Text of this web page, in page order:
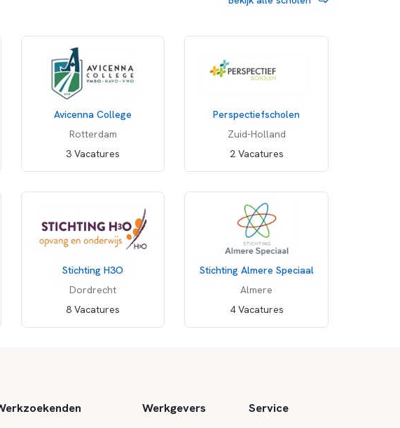
Avicenna College
Rotterdam
3 Vacatures
Perspectiefscholen
Zuid-Holland
2 Vacatures
Stichting H3O
Dordrecht
8 Vacatures
Stichting Almere Speciaal
Almere
4 Vacatures
van deze advertentie wordt niet op prijs gesteld.
nieuwe vacatures voorBiologie in je mailbox?
Werkgevers Service